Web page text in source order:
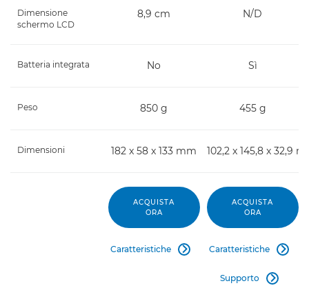
Dimensione
schermo LCD
8,9 cm N/D
Batteria integrata No Sì
Peso 850 g 455 g
Dimensioni 182 x 58 x 133 mm 102,2 x 145,8 x 32,9
ACQUISTA
ORA
Caratteristiche 
ACQUISTA
ORA
Caratteristiche 
Supporto 